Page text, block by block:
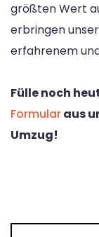
größten Wert
erbringen
erfahrenem
Fülle noch
Formularaus
Umzug!